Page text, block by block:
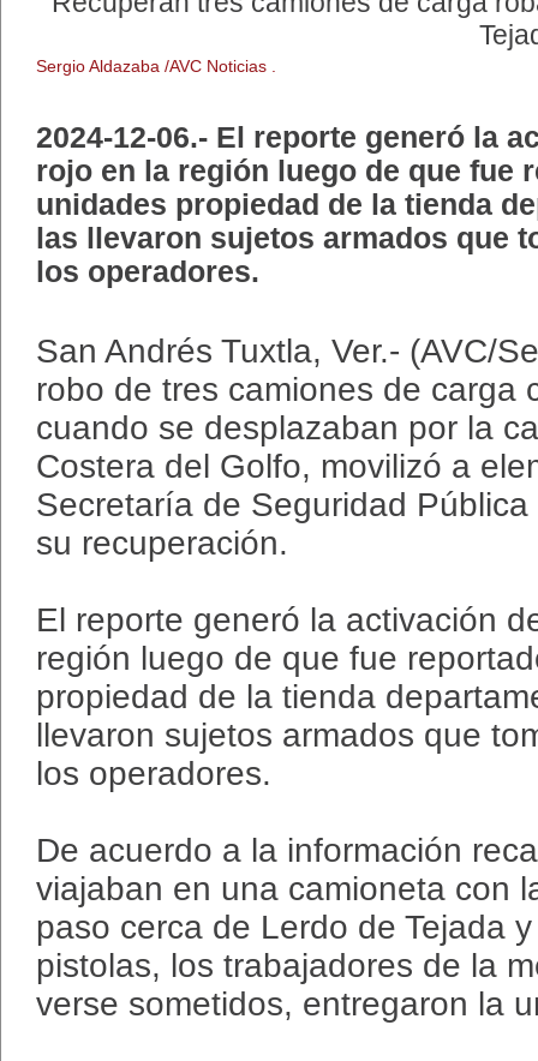
Sergio Aldazaba /AVC Noticias .
2024-12-06.- El reporte generó la
rojo en la región luego de que fue
unidades propiedad de la tienda
las llevaron sujetos armados que
los operadores.
San Andrés Tuxtla, Ver.- (AVC/
robo de tres camiones de carga
cuando se desplazaban por la
Costera del Golfo, movilizó a
Secretaría de Seguridad
su recuperación.
El reporte generó la activación
región luego de que fue
propiedad de la tienda
llevaron sujetos armados que
los operadores.
De acuerdo a la información
viajaban en una camioneta con
paso cerca de Lerdo de Tejada
pistolas, los trabajadores de la
verse sometidos, entregaron la